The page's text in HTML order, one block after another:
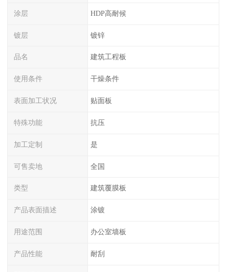
涂层 HDP高耐候
镀层 镀锌
品名 建筑工程板
使用条件 干燥条件
表面加工状况 贴面板
特殊功能 抗压
加工定制 是
可售卖地 全国
类型 建筑覆膜板
产品表面描述 涂镀
用途范围 办公室墙板
产品性能 耐刮